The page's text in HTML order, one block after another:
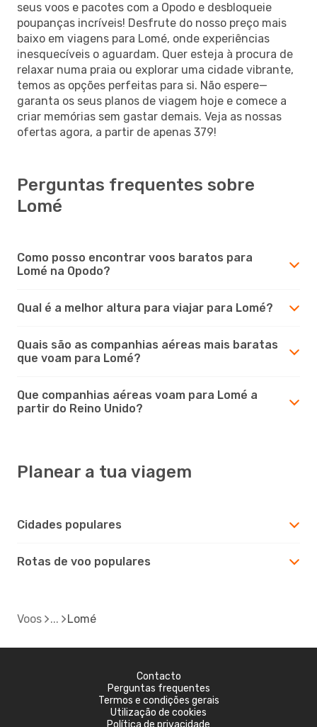
seus voos e pacotes com a Opodo e desbloqueie
poupanças incríveis! Desfrute do nosso preço mais
baixo em viagens para Lomé, onde experiências
inesquecíveis o aguardam. Quer esteja à procura de
relaxar numa praia ou explorar uma cidade vibrante,
temos as opções perfeitas para si. Não espere—
garanta os seus planos de viagem hoje e comece a
criar memórias sem gastar demais. Veja as nossas
ofertas agora, a partir de apenas 379!
Perguntas frequentes sobre
Lomé
Como posso encontrar voos baratos para
Lomé na Opodo?
Qual é a melhor altura para viajar para Lomé?
Quais são as companhias aéreas mais baratas
que voam para Lomé?
Que companhias aéreas voam para Lomé a
partir do Reino Unido?
Planear a tua viagem
Cidades populares
Rotas de voo populares
Voos Lomé
Contacto
Perguntas frequentes
Termos e condições gerais
Utilização de cookies
Política de privacidade